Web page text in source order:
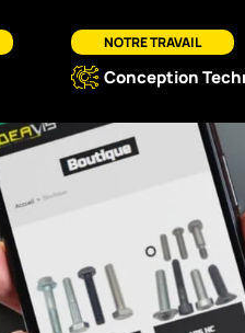
NOTRE TRAVAIL
Conception